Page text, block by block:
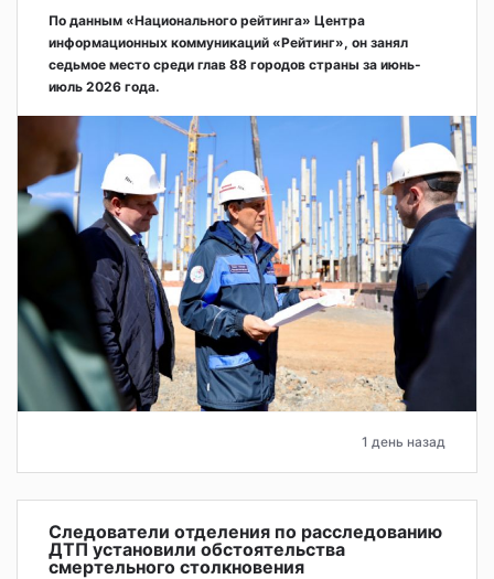
По данным «Национального рейтинга» Центра
информационных коммуникаций «Рейтинг», он занял
седьмое место среди глав 88 городов страны за июнь-
июль 2026 года.
1 день назад
Следователи отделения по расследованию
ДТП установили обстоятельства
смертельного столкновения